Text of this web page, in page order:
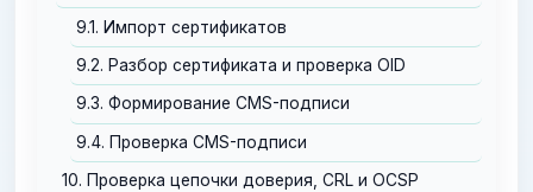
9.1. Импорт сертификатов
9.2. Разбор сертификата и проверка OID
9.3. Формирование CMS-подписи
9.4. Проверка CMS-подписи
10. Проверка цепочки доверия, CRL и OCSP